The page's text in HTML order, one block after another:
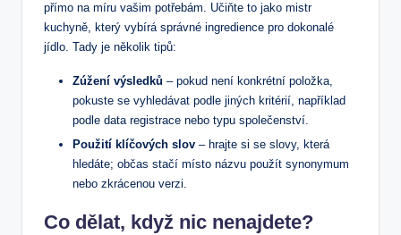
přímo na míru vašim​ potřebám. ‍Učiňte ⁢to jako mistr
kuchyně, který‌ vybírá ​správné ingredience pro ⁢dokonalé
jídlo. Tady je několik ‌tipů:
Zúžení‌ výsledků – pokud ⁤není konkrétní položka,
pokuste ‌se vyhledávat podle jiných kritérií, například
podle data registrace⁤ nebo typu společenství.
Použití klíčových‍ slov – hrajte si se ⁤slovy, která
hledáte; občas stačí místo názvu⁣ použít⁤ synonymum
nebo zkrácenou verzi.
Co ⁢dělat, když nic nenajdete?